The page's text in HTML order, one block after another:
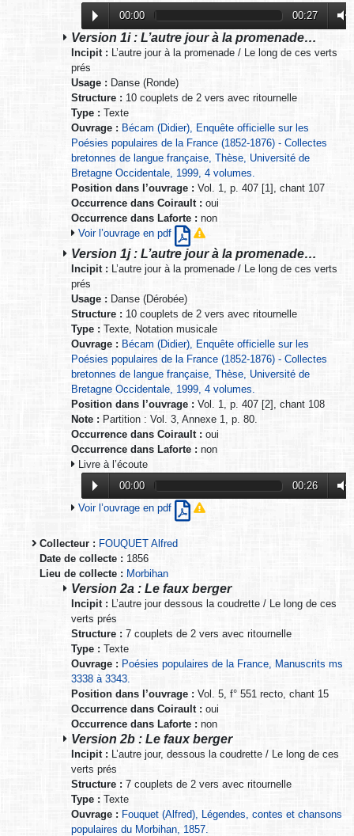
00:00 00:27
Version 1i : L’autre jour à la promenade…
Incipit : L’autre jour à la promenade / Le long de ces verts
prés
Usage : Danse (Ronde)
Structure : 10 couplets de 2 vers avec ritournelle
Type : Texte
Ouvrage : Bécam (Didier), Enquête officielle sur les
Poésies populaires de la France (1852-1876) - Collectes
bretonnes de langue française, Thèse, Université de
Bretagne Occidentale, 1999, 4 volumes.
Position dans l’ouvrage : Vol. 1, p. 407 [1], chant 107
Occurrence dans Coirault : oui
Occurrence dans Laforte : non
Voir l’ouvrage en pdf
Version 1j : L’autre jour à la promenade…
Incipit : L’autre jour à la promenade / Le long de ces verts
prés
Usage : Danse (Dérobée)
Structure : 10 couplets de 2 vers avec ritournelle
Type : Texte, Notation musicale
Ouvrage : Bécam (Didier), Enquête officielle sur les
Poésies populaires de la France (1852-1876) - Collectes
bretonnes de langue française, Thèse, Université de
Bretagne Occidentale, 1999, 4 volumes.
Position dans l’ouvrage : Vol. 1, p. 407 [2], chant 108
Note : Partition : Vol. 3, Annexe 1, p. 80.
Occurrence dans Coirault : oui
Occurrence dans Laforte : non
Livre à l’écoute
00:00
00:26
Voir l’ouvrage en pdf
Collecteur : FOUQUET Alfred
Date de collecte : 1856
Lieu de collecte : Morbihan
Version 2a : Le faux berger
Incipit : L’autre jour dessous la coudrette / Le long de ces
verts prés
Structure : 7 couplets de 2 vers avec ritournelle
Type : Texte
Ouvrage : Poésies populaires de la France, Manuscrits ms
3338 à 3343.
Position dans l’ouvrage : Vol. 5, f° 551 recto, chant 15
Occurrence dans Coirault : oui
Occurrence dans Laforte : non
Version 2b : Le faux berger
Incipit : L’autre jour, dessous la coudrette / Le long de ces
verts prés
Structure : 7 couplets de 2 vers avec ritournelle
Type : Texte
Ouvrage : Fouquet (Alfred), Légendes, contes et chansons
populaires du Morbihan, 1857.